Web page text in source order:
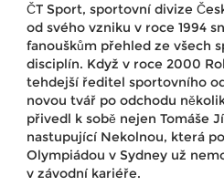
ČT Sport, sportovní divize
od svého vzniku v roce 1994
fanouškům přehled ze všech
disciplín. Když v roce 2000
tehdejší ředitel sportovního
novou tvář po odchodu
přivedl k sobě nejen Tomáše
nastupující Nekolnou, která
Olympiádou v Sydney už
v závodní kariéře.